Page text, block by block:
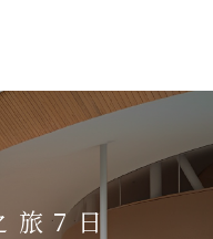
旅7日